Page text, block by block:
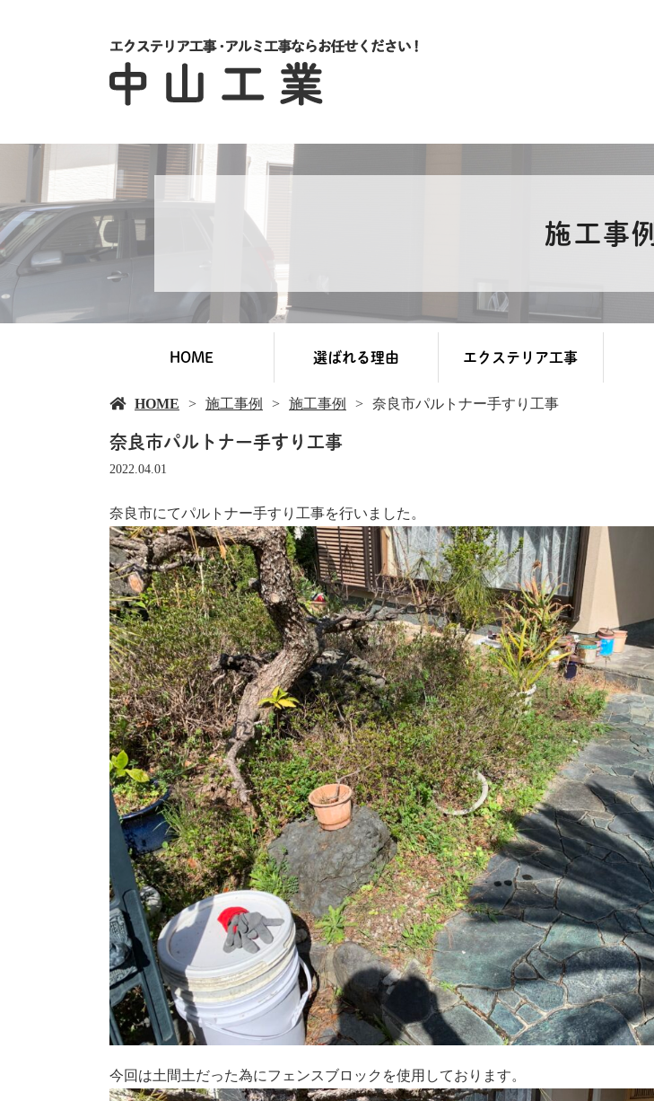
施工事例
HOME 選ばれる理由 エクステリア工事
HOME 施工事例 施工事例 奈良市パルトナー手すり工事
奈良市パルトナー手すり工事
2022.04.01
奈良市にてパルトナー手すり工事を行いました。
今回は土間土だった為にフェンスブロックを使用しております。